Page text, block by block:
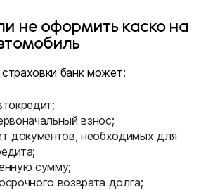
не оформить каско на
банк может:
взнос;
документов, необходимых для
сумму;
возврата долга;